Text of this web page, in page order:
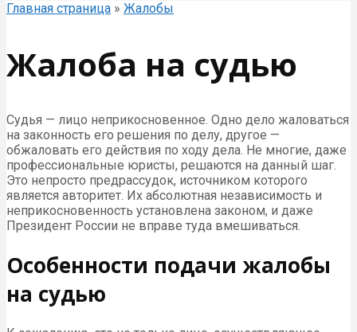
Главная страница » Жалобы
Жалоба на судью
Судья — лицо неприкосновенное. Одно дело жаловаться
на законность его решения по делу, другое —
обжаловать его действия по ходу дела. Не многие, даже
профессиональные юристы, решаются на данный шаг.
Это непросто предрассудок, источником которого
является авторитет. Их абсолютная независимость и
неприкосновенность установлена законом, и даже
Президент России не вправе туда вмешиваться.
Особенности подачи жалобы
на судью